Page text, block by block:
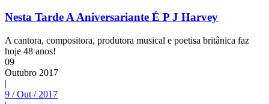
Nesta Tarde A Aniversariante É P J Harvey
A cantora, compositora, produtora musical e poetisa britânica faz
hoje 48 anos!
09
Outubro 2017
|
9 / Out / 2017